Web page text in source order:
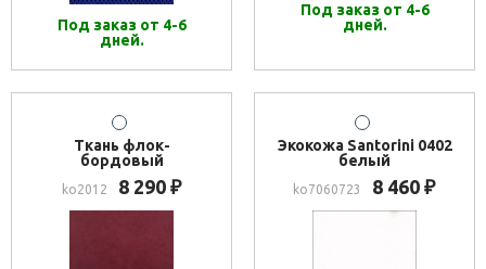
Под заказ от 4-6
дней.
Под заказ от 4-6
дней.
Ткань флок-
бордовый
ko2012 8 290 ₽
Экокожа Santorini 0402
белый
ko7060723 8 460 ₽